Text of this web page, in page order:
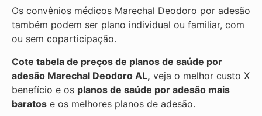
Os convênios médicos Marechal Deodoro por adesão
também podem ser plano individual ou familiar, com
ou sem coparticipação.
Cote tabela de preços de planos de saúde por
adesão Marechal Deodoro AL, veja o melhor custo X
benefício e os planos de saúde por adesão mais
baratos e os melhores planos de adesão.